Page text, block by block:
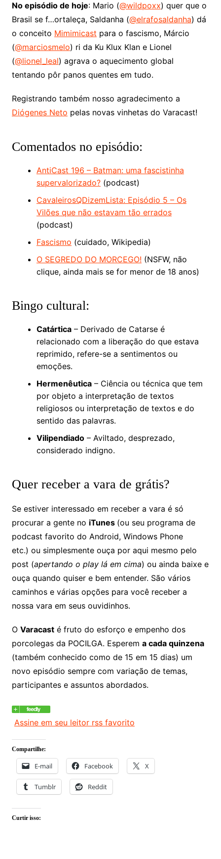
No episódio de hoje: Mario (@wildpoxx) quer que o
Brasil se f…ortaleça, Saldanha (@elrafosaldanha) dá
o conceito Mimimicast para o fascismo, Márcio
(@marciosmelo) ri da Ku Klux Klan e Lionel
(@lionel_leal) agrava o aquecimento global
tentando pôr panos quentes em tudo.
Registrando também nosso agradecimento a
Diógenes Neto pelas novas vinhetas do Varacast!
Comentados no episódio:
AntiCast 196 – Batman: uma fascistinha
supervalorizado?(podcast)
CavaleirosQDizemLista: Episódio 5 – Os
Vilões que não estavam tão errados
(podcast)
Fascismo (cuidado, Wikipedia)
O SEGREDO DO MORCEGO! (NSFW, não
clique, ainda mais se for menor de 18 anos)
Bingo cultural:
Catártica– Derivado de Catarse é
relacionado com a liberação do que estava
reprimido, refere-se a sentimentos ou
emoções.
Hermenêutica– Ciência ou técnica que tem
por objeto a interpretação de textos
religiosos ou interpretação de textos e do
sentido das palavras.
Vilipendiado– Aviltado, desprezado,
considerado indigno.
Quer receber a vara de grátis?
Se estiver interessado em receber a vara é só
procurar a gente no iTunes (ou seu programa de
podcast favorito do Android, Windows Phone
etc.) ou simplesmente ouça por aqui mesmo pelo
post (apertando o play lá em cima) ou ainda baixe e
ouça quando quiser e bem entender. São vários
caminhos e várias opções para você receber a
nossa vara em seus ouvidinhos.
O Varacasté fruto do esforço e empenho dos
porcolegas da POCILGA. Esperem a cada quinzena
(também conhecido como de 15 em 15 dias) um
novo episódio sempre com variação de temas,
participantes e assuntos abordados.
Assine em seu leitor rss favorito
Compartilhe:
E-mail Facebook X
Tumblr Reddit
Curtir isso: